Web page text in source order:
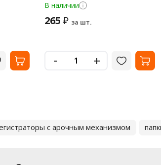
В наличии
265 ₽ за шт.
- +
с арочным механизмом